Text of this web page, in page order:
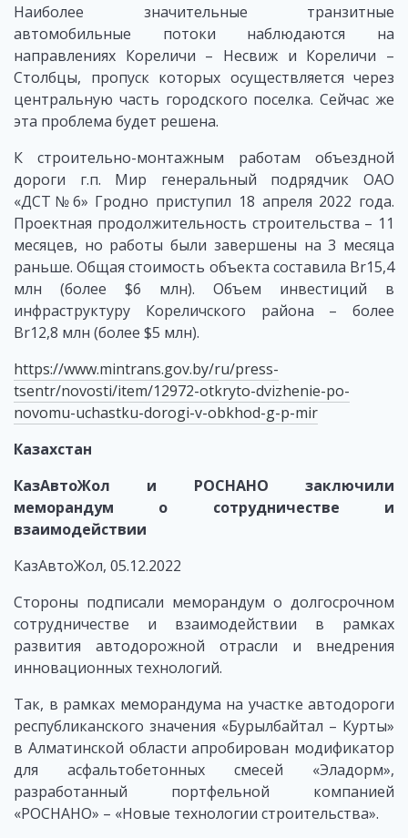
Наиболее значительные транзитные
автомобильные потоки наблюдаются на
направлениях Кореличи – Несвиж и Кореличи –
Столбцы, пропуск которых осуществляется через
центральную часть городского поселка. Сейчас же
эта проблема будет решена.
К строительно-монтажным работам объездной
дороги г.п. Мир генеральный подрядчик ОАО
«ДСТ№6» Гродно приступил 18 апреля 2022 года.
Проектная продолжительность строительства – 11
месяцев, но работы были завершены на 3 месяца
раньше. Общая стоимость объекта составила Br15,4
млн (более $6 млн). Объем инвестиций в
инфраструктуру Кореличского района – более
Br12,8 млн (более $5 млн).
https://www.mintrans.gov.by/ru/press-
tsentr/novosti/item/12972-otkryto-dvizhenie-po-
novomu-uchastku-dorogi-v-obkhod-g-p-mir
Казахстан
КазАвтоЖол и РОСНАНО заключили
меморандум о сотрудничестве и
взаимодействии
КазАвтоЖол, 05.12.2022
Стороны подписали меморандум о долгосрочном
сотрудничестве и взаимодействии в рамках
развития автодорожной отрасли и внедрения
инновационных технологий.
Так, в рамках меморандума на участке автодороги
республиканского значения «Бурылбайтал – Курты»
в Алматинской области апробирован модификатор
для асфальтобетонных смесей «Эладорм»,
разработанный портфельной компанией
«РОСНАНО» – «Новые технологии строительства».